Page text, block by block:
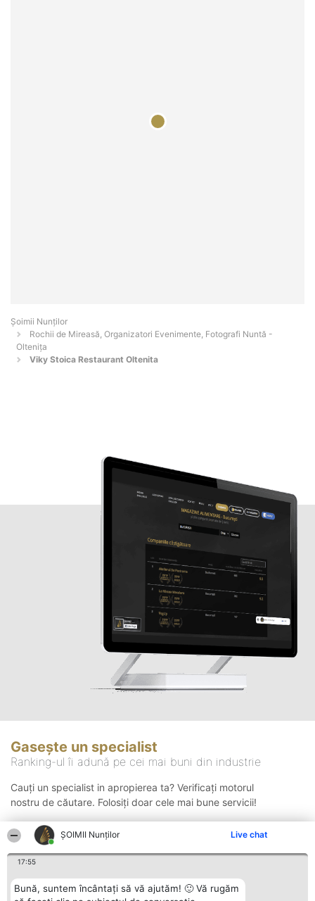
ȘOIMII Nunților Live chat
17:55
Bună, suntem încântați să vă ajutăm! 🙂 Vă rugăm
Șoimii Nunților
Rochii de Mireasă, Organizatori Evenimente, Fotografi Nuntă -
Olteniţa
Viky Stoica Restaurant Oltenita
Gasește un specialist
Ranking-ul îi adună pe cei mai buni din industrie
Cauți un specialist in apropierea ta? Verificați motorul
nostru de căutare. Folosiți doar cele mai bune servicii!